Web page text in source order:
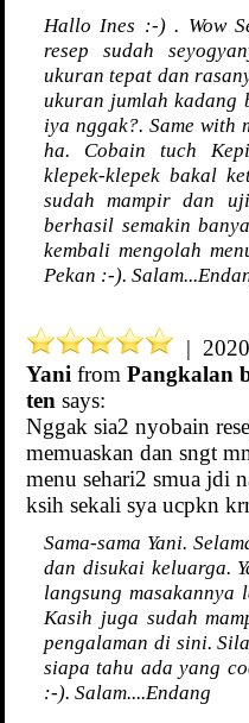
Hallo Ines :-) . Wow
resep sudah
ukuran tepat dan
ukuran jumlah kadang
iya nggak?. Same with
ha. Cobain tuch
klepek-klepek bakal
sudah mampir dan
berhasil semakin
kembali mengolah
Pekan :-).
|
Yani from Pangkalan
ten says:
Nggak sia2 nyobain
memuaskan dan sngt
menu sehari2 smua jdi
ksih sekali sya ucpkn
Sama-sama Yani.
dan disukai keluarga.
langsung masakannya
Kasih juga sudah
pengalaman di sini.
siapa tahu ada yang
:-). Salam....Endang